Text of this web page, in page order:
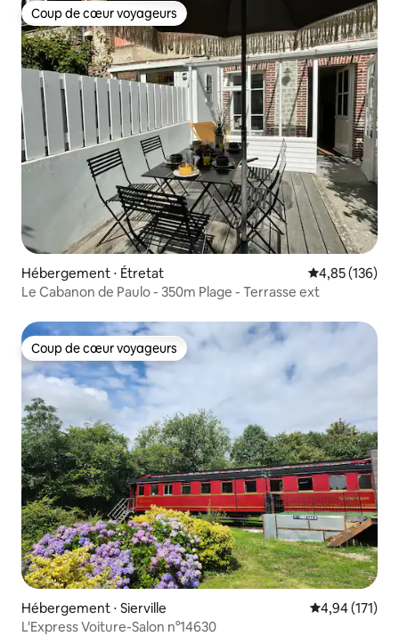
Coup de cœur voyageurs
Coup de cœur voyageurs
Hébergement ⋅ Étretat Évaluation
4,85 (136)
Le Cabanon de Paulo - 350m Plage - Terrasse ext
Coup de cœur voyageurs
Coup de cœur voyageurs
Hébergement ⋅ Sierville Évaluation
4,94 (171)
L'Express Voiture-Salon n°14630